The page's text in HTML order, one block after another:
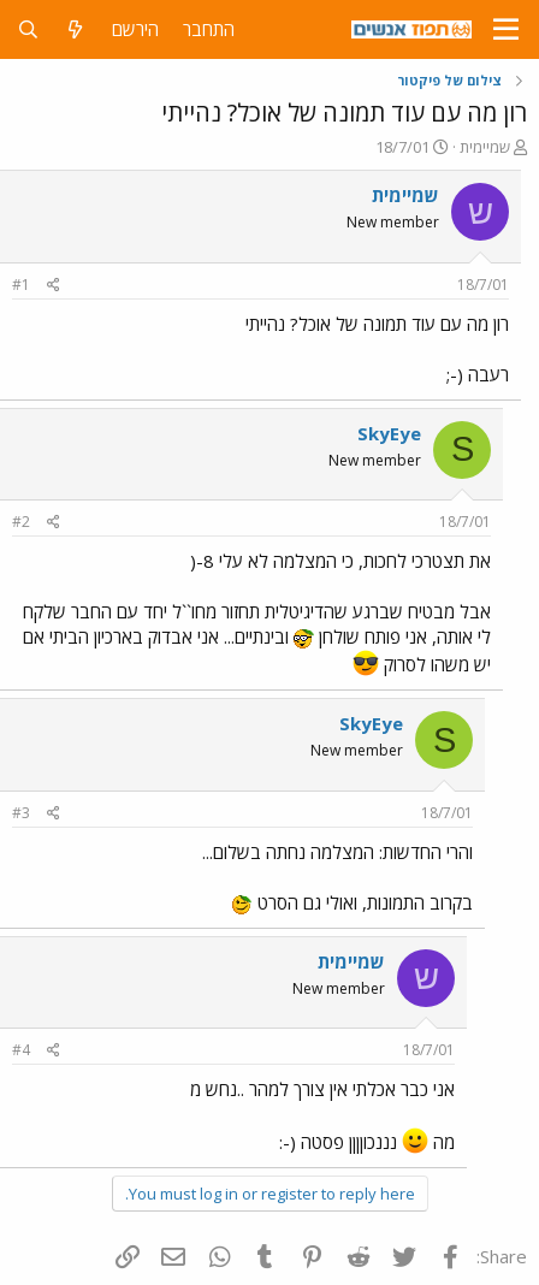
התחבר הירשם
צילום של פיקטור
רון מה עם עוד תמונה של אוכל? נהייתי
פ
ו
ת
ח
ה
ש
א
שמיימית
פ
ו
ר
ם
ר
18/7/01
ש שמיימית
New member
18/7/01
#1
רון מה עם עוד תמונה של אוכל? נהייתי
רעבה (-;
S
SkyEye
New member
18/7/01
#2
את תצטרכי לחכות, כי המצלמה לא עלי 8-(
אבל מבטיח שברגע שהדיגיטלית תחזור מחו``ל יחד עם החבר שלקח
לי אותה, אני פותח שולחן
ובינתיים... אני אבדוק בארכיון הביתי אם
יש משהו לסרוק
S
SkyEye
New member
18/7/01
#3
והרי החדשות: המצלמה נחתה בשלום...
בקרוב התמונות, ואולי גם הסרט
ש שמיימית
New member
18/7/01
#4
אני כבר אכלתי אין צורך למהר ..נחש מ
מה נננכוןןןן פסטה (-:
You must log in or register to reply here.
Share: פייסבוק Twitter
Reddit
Pinterest
Tumblr
WhatsAppדואר אלקטרוני